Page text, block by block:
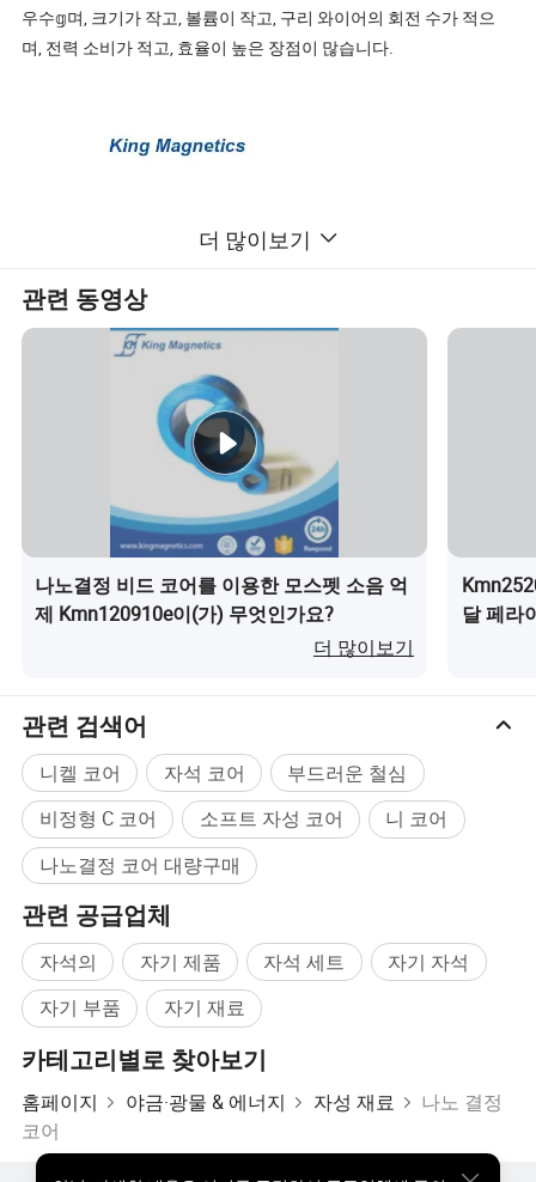
우수𝕘며, 크기가 작고, 볼륨이 작고, 구리 와이어의 회전 수가 적으
며, 전력 소비가 적고, 효율이 높은 장점이 많습니다.
𝔼처
포화 플럭스 밀도 유도: 1.25T
투과성 @ 10KHz: 80000
투과성 @ 100kHz:20000
퀴리 온도(ºC): 560
스태킹 계수: 0.78
채도 자력제𝕜(* 10^-6): <2
리본 두께: 25μm
코어 모양: 코어
응용 𝔄로그램
>> EMC 𝕄터 를 선택𝕩니다
>> 스위치 모드 전원 공급 장치
>> 컴퓨터 전원 공급 장치
>> 통신 및 네트워크 전원 공급 장치
더 많이보기
관련 동영상
나노결정 비드 코어를 이용한 모스펫 소음 억
제 Kmn120910e이(가) 무엇인가요?
더 많이보기
달 페라
관련 검색어
니켈 코어 자석 코어
부드러운 철심
비정형 C 코어
소프트 자성 코어
니 코어
나노결정 코어 대량구매
관련 공급업체
자석의 자기 제품 자석 세트
자기 자석
자기 부품
자기 재료
카테고리별로 찾아보기
홈페이지 야금·광물 & 에너지 자성 재료
나노 결정
코어